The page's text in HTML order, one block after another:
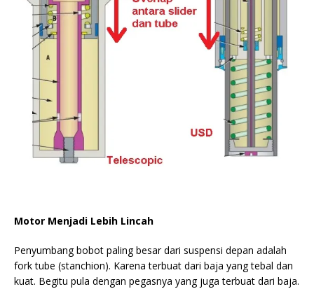
Motor Menjadi Lebih Lincah
Penyumbang bobot paling besar dari suspensi depan adalah
fork tube (stanchion). Karena terbuat dari baja yang tebal dan
kuat. Begitu pula dengan pegasnya yang juga terbuat dari baja.